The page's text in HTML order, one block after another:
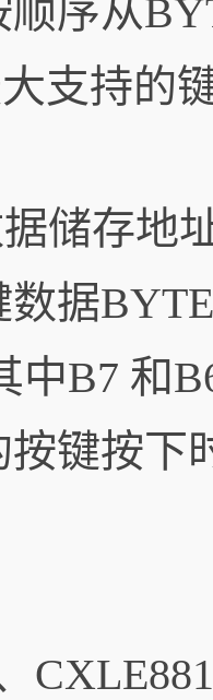
序从
持的键
储存地
数据
中B7 和
按键按下